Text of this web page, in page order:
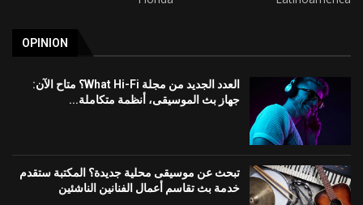
OPINION
العدد الجديد من مجلة What Hi-Fi؟ متاح الآن:
جهاز بث الموسيقى، أنظمة متكاملة...
تبحث عن موسيقى محلية جديدة؟ المكتبة ستقدم
خدمة بث تقاسم أعمال الفنانين الناشئين